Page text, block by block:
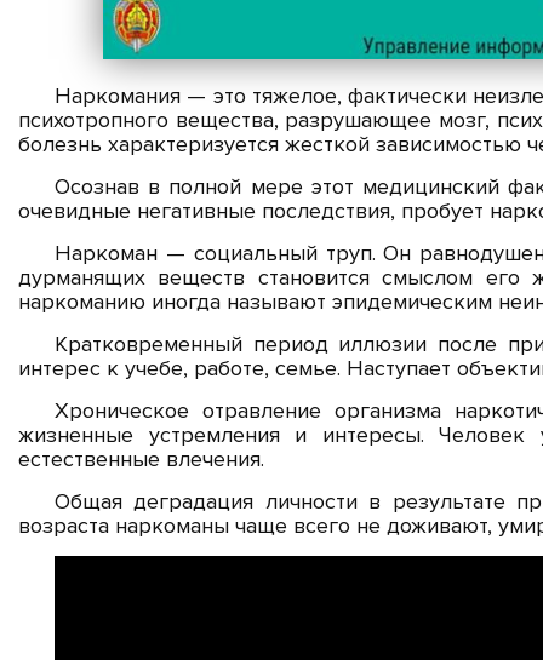
Наркомания — это тяжелое, фактически
психотропного вещества, разрушающее мозг,
болезнь характеризуется жесткой зависимостью
Осознав в полной мере этот медицинский
очевидные негативные последствия, пробует
Наркоман — социальный труп. Он
дурманящих веществ становится смыслом
наркоманию иногда называют эпидемическим
Кратковременный период иллюзии после
интерес к учебе, работе, семье. Наступает
Хроническое отравление организма
жизненные устремления и интересы.
естественные влечения.
Общая деградация личности в результате
возраста наркоманы чаще всего не доживают,